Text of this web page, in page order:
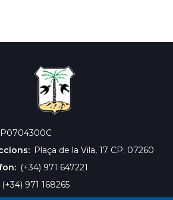
‎P0704300C
Plaça de la Vila, 17 CP: 07260
(+34) 971 647221
(+34) 971 168265